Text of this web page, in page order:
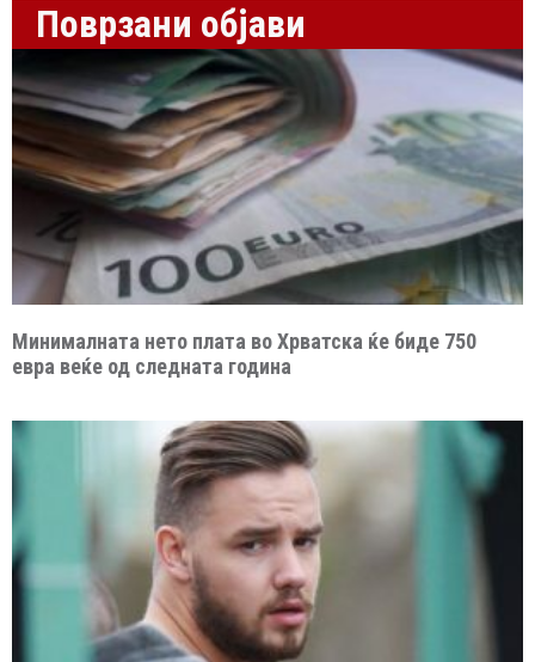
Поврзани објави
Минималната нето плата во Хрватска ќе биде 750
евра веќе од следната година